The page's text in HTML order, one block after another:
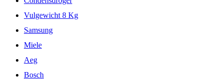
Vulgewicht 8 Kg
Samsung
Miele
Aeg
Bosch